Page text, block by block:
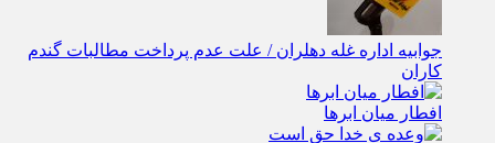
جوابیه اداره غله دهلران / علت عدم پرداخت مطالبات گندم
کاران
افطار میان ابرها